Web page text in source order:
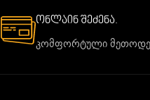
ონლაინ შეძენა.
კომფორტული